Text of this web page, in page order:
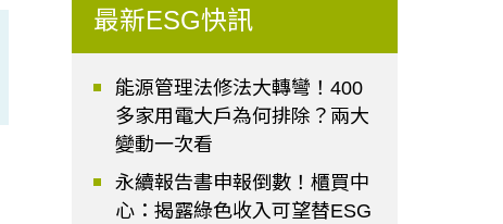
最新ESG快訊
能源管理法修法大轉彎！400
多家用電大戶為何排除？兩大
變動一次看
永續報告書申報倒數！櫃買中
心：揭露綠色收入可望替ESG